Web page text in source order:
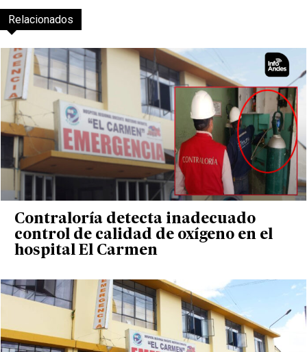
Relacionados
Contraloría detecta inadecuado
control de calidad de oxígeno en el
hospital El Carmen